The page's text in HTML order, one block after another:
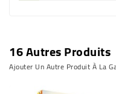
16 Autres Produits
Ajouter Un Autre Produit À La